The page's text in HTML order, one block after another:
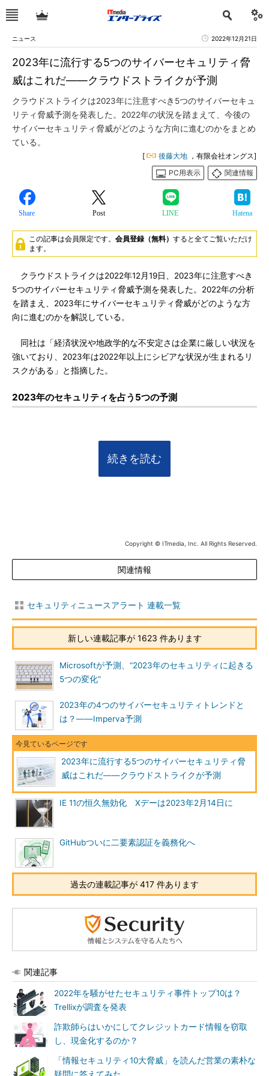
ニュース 2022年12月21日
2023年に流行する5つのサイバーセキュリティ脅
威はこれだ――クラウドストライクが予測
クラウドストライクは2023年に注意すべき5つのサイバーセキュ
リティ脅威予測を発表した。2022年の状況を踏まえて、今後の
サイバーセキュリティ脅威がどのような方向に進むのかをまとめ
ている。
[ 後藤大地 ，有限会社オングス]
PC用表示
関連情報
Share Post LINE Hatena
この記事は会員限定です。 会員登録（無料） すると全てご覧いただけ
ます。
クラウドストライクは2022年12月19日、2023年に注意すべき
5つのサイバーセキュリティ脅威予測を発表した。2022年の分析
を踏まえ、2023年にサイバーセキュリティ脅威がどのような方
向に進むのかを解説している。
同社は「経済状況や地政学的な不安定さは企業に厳しい状況を
強いており、2023年は2022年以上にシビアな状況が生まれるリ
スクがある」と指摘した。
2023年のセキュリティを占う5つの予測
続きを読む
Copyright © ITmedia, Inc. All Rights Reserved.
関連情報
セキュリティニュースアラート 連載一覧
新しい連載記事が 1623 件あります
Microsoftが予測、“2023年のセキュリティに起きる
5つの変化”
2023年の4つのサイバーセキュリティトレンドと
は？――Imperva予測
2023年に流行する5つのサイバーセキュリティ脅
威はこれだ――クラウドストライクが予測
IE 11の恒久無効化 Xデーは2023年2月14日に
GitHubついに二要素認証を義務化へ
過去の連載記事が 417 件あります
関連記事
2022年を騒がせたセキュリティ事件トップ10は？
Trellixが調査を発表
詐欺師らはいかにしてクレジットカード情報を窃取
し、現金化するのか？
「情報セキュリティ10大脅威」を読んだ営業の素朴な